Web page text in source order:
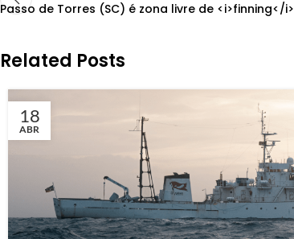
Passo de Torres (SC) é zona livre de <i>finning</i>
Related Posts
18
ABR